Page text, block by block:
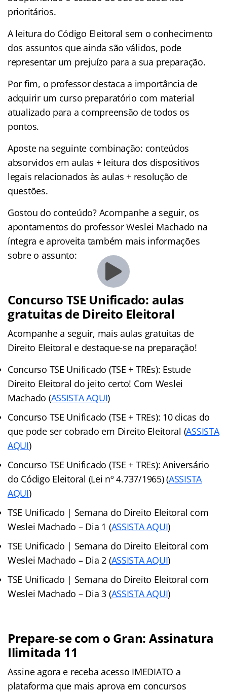
prioritários.
A leitura do Código Eleitoral sem o conhecimento
dos assuntos que ainda são válidos, pode
representar um prejuízo para a sua preparação.
Por fim, o professor destaca a importância de
adquirir um curso preparatório com material
atualizado para a compreensão de todos os
pontos.
Aposte na seguinte combinação: conteúdos
absorvidos em aulas + leitura dos dispositivos
legais relacionados às aulas + resolução de
questões.
Gostou do conteúdo? Acompanhe a seguir, os
apontamentos do professor Weslei Machado na
íntegra e aproveita também mais informações
sobre o assunto:
Concurso TSE Unificado: aulas
gratuitas de Direito Eleitoral
Acompanhe a seguir, mais aulas gratuitas de
Direito Eleitoral e destaque-se na preparação!
Concurso TSE Unificado (TSE + TREs): Estude
Direito Eleitoral do jeito certo! Com Weslei
Machado (ASSISTA AQUI)
Concurso TSE Unificado (TSE + TREs): 10 dicas do
que pode ser cobrado em Direito Eleitoral (ASSISTA
AQUI)
Concurso TSE Unificado (TSE + TREs): Aniversário
do Código Eleitoral (Lei nº 4.737/1965) (ASSISTA
AQUI)
TSE Unificado | Semana do Direito Eleitoral com
Weslei Machado – Dia 1 (ASSISTA AQUI)
TSE Unificado | Semana do Direito Eleitoral com
Weslei Machado – Dia 2 (ASSISTA AQUI)
TSE Unificado | Semana do Direito Eleitoral com
Weslei Machado – Dia 3 (ASSISTA AQUI)
Prepare-se com o Gran: Assinatura
Ilimitada 11
Assine agora e receba acesso IMEDIATO a
plataforma que mais aprova em concursos